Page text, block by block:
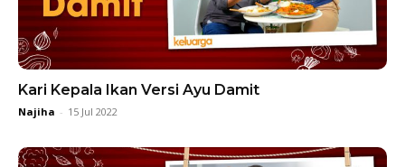
Kari Kepala Ikan Versi Ayu Damit
Najiha - 15 Jul 2022